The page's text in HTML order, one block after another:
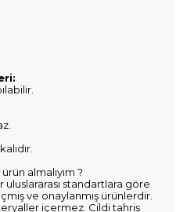
almalıyım ?
standartlara göre
ve onaylanmış ürünlerdir.
içermez. Cildi tahriş